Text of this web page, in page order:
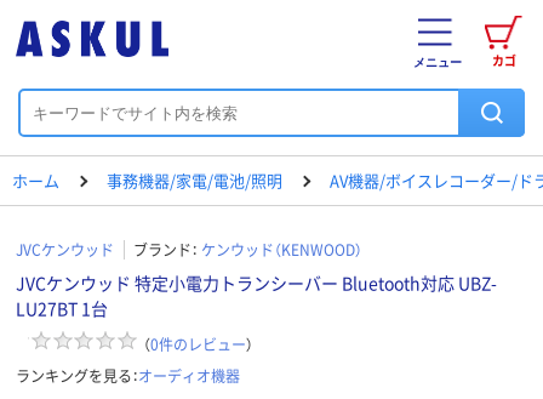
カゴ
メニュー
ホーム 事務機器/家電/電池/照明 AV機器/ボイスレコーダー/ド
JVCケンウッド ブランド： ケンウッド（KENWOOD）
JVCケンウッド 特定小電力トランシーバー Bluetooth対応 UBZ-
LU27BT 1台
（0件のレビュー）
ランキングを見る：オーディオ機器